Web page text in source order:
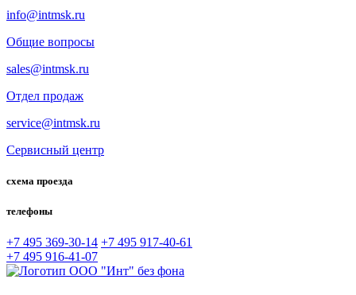
info@intmsk.ru
Общие вопросы
sales@intmsk.ru
Отдел продаж
service@intmsk.ru
Сервисный центр
схема проезда
телефоны
+7 495 369-30-14 +7 495 917-40-61
+7 495 916-41-07